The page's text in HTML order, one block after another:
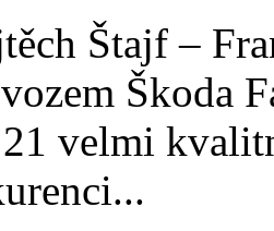
Štajf –
Škoda
velmi